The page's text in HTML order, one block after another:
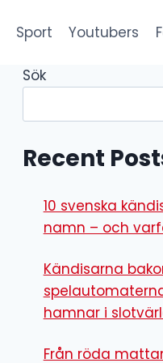
Sport Youtubers
Sök
Recent
10 svenska
namn – och
Kändisarna
hamnar i
Från röda